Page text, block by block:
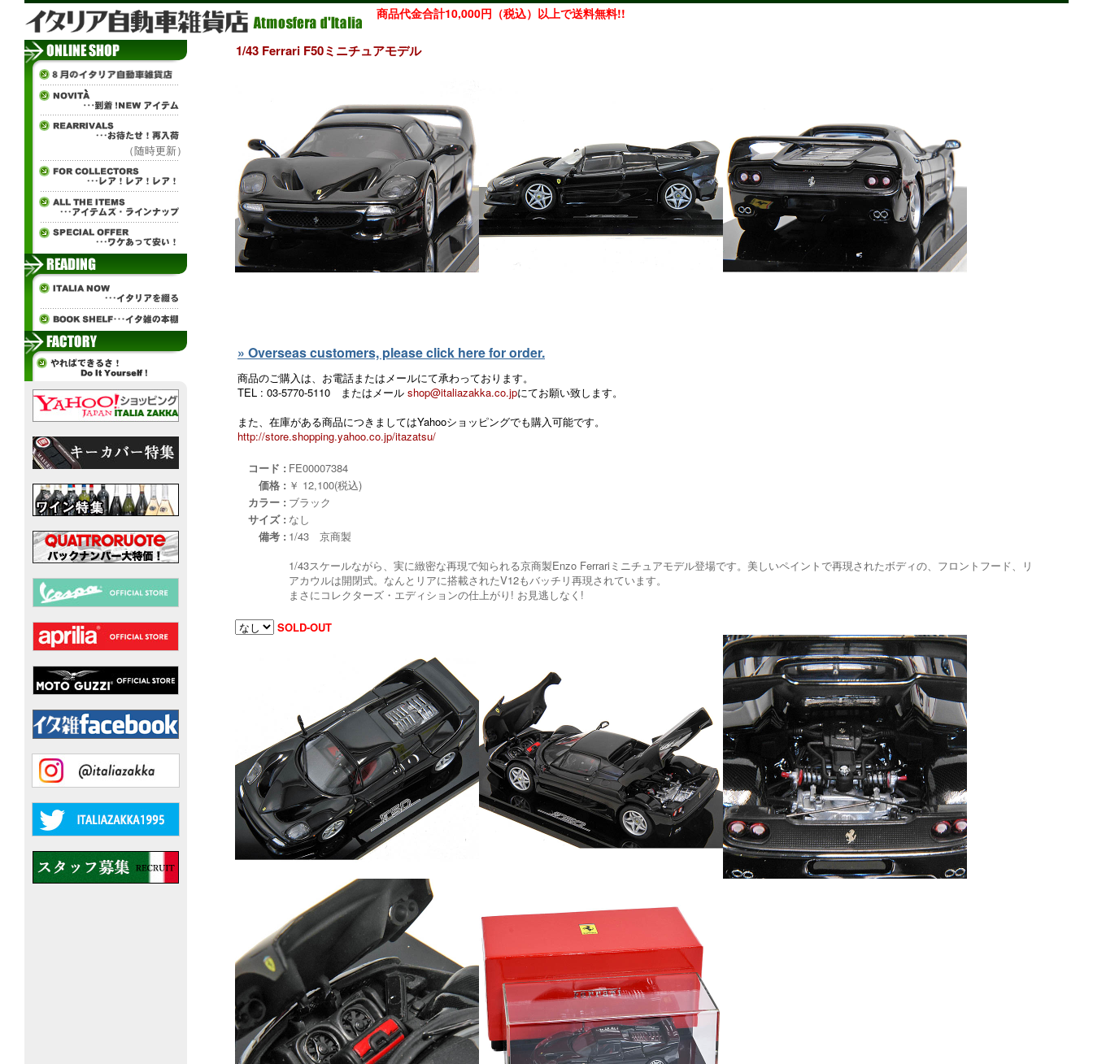
商品代金合計10,000円（税込）以上で送料無料!!
（随時更新）
1/43 Ferrari F50ミニチュアモデル
» Overseas customers, please click here for order.
商品のご購入は、お電話またはメールにて承わっております。
TEL : 03-5770-5110 またはメール shop@italiazakka.co.jpにてお願い致します。
また、在庫がある商品につきましてはYahooショッピングでも購入可能です。
http://store.shopping.yahoo.co.jp/itazatsu/
コード : FE00007384
価格 : ￥ 12,100(税込)
カラー : ブラック
サイズ : なし
備考 : 1/43 京商製
1/43スケールながら、実に緻密な再現で知られる京商製Enzo Ferrariミニチュアモデル登場です。美しいペイントで再現されたボディの、フロントフード、リ
アカウルは開閉式。なんとリアに搭載されたV12もバッチリ再現されています。
まさにコレクターズ・エディションの仕上がり! お見逃しなく!
SOLD-OUT